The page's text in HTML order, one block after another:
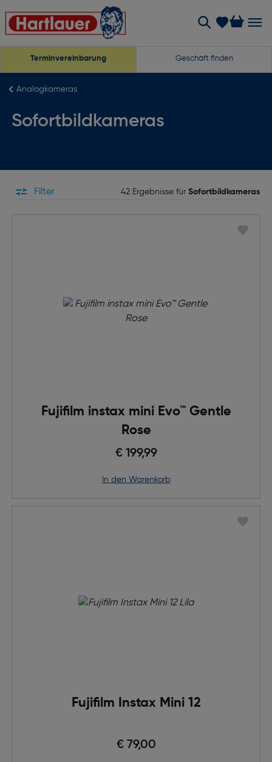
Terminvereinbarung Geschäft finden
Analogkameras
Sofortbildkameras
Filter 42 Ergebnisse für Sofortbildkameras
Fujifilm instax mini Evo™ Gentle
Rose
€ 199,99
in den Warenkorb
Fujifilm Instax Mini 12
€ 79,00